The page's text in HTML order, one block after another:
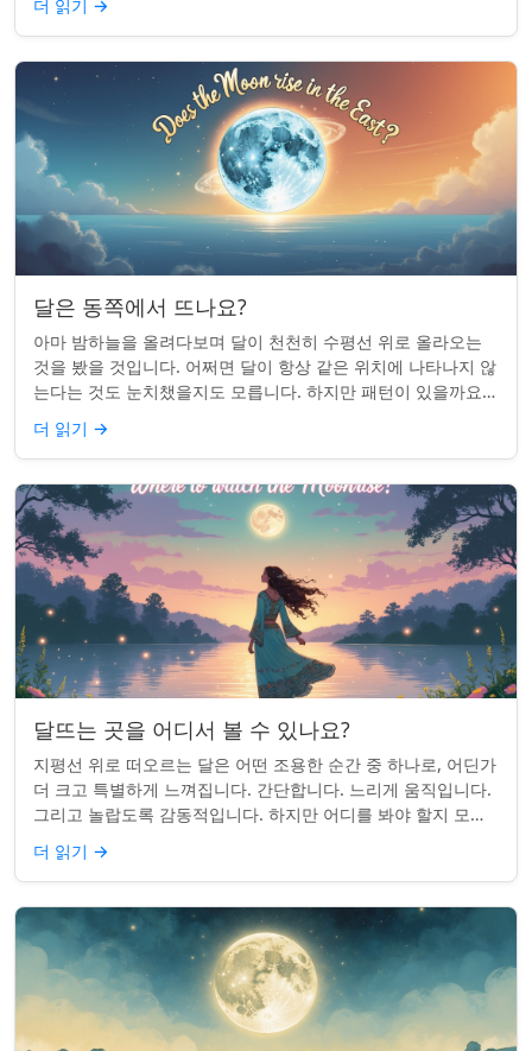
더 읽기 →
달은 동쪽에서 뜨나요?
아마 밤하늘을 올려다보며 달이 천천히 수평선 위로 올라오는
것을 봤을 것입니다. 어쩌면 달이 항상 같은 위치에 나타나지 않
는다는 것도 눈치챘을지도 모릅니다. 하지만 패턴이 있을까요?
달은 정말 매번 동쪽에서 뜰까요?...
더 읽기 →
달뜨는 곳을 어디서 볼 수 있나요?
지평선 위로 떠오르는 달은 어떤 조용한 순간 중 하나로, 어딘가
더 크고 특별하게 느껴집니다. 간단합니다. 느리게 움직입니다.
그리고 놀랍도록 감동적입니다. 하지만 어디를 봐야 할지 모르
면 잡기 쉽지 않을 수 있습니...
더 읽기 →